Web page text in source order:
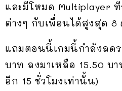
และมีโหมด Multiplayer
ต่างๆ กับเพื่อนได้สูงสุด 8
แถมตอนนี้เกมนี้กำลังลดร
บาท ลงมาเหลือ 15.50 บ
อีก 15 ชั่วโมงเท่านั้น)